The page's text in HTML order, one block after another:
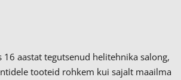
16 aastat tegutsenud helitehnika salong,
tooteid rohkem kui sajalt maailma